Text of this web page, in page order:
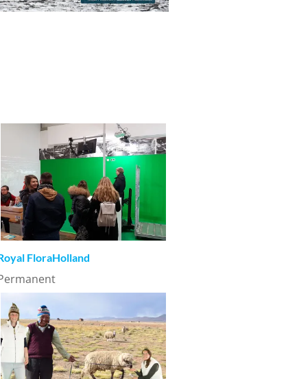
FloraHolland